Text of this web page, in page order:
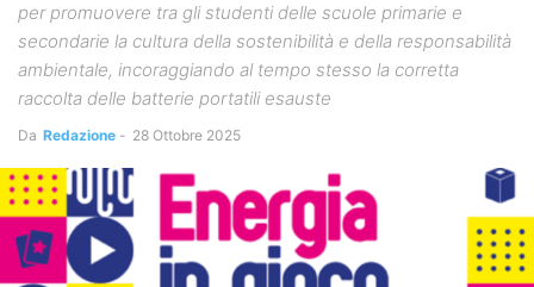
per promuovere tra gli studenti delle scuole primarie e
secondarie la cultura della sostenibilità e della responsabilità
ambientale, incoraggiando al tempo stesso la corretta
raccolta delle batterie portatili esauste
Da Redazione - 28 Ottobre 2025